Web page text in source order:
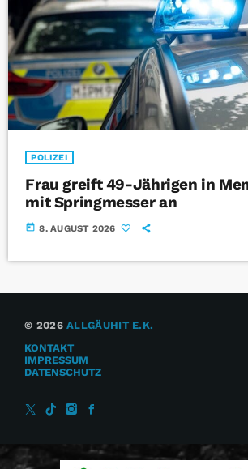
POLIZEI
Frau greift 49-Jährigen in
mit Springmesser an
today 8. AUGUST 2026
© 2026ALLGÄUHIT E.K.
KONTAKT
IMPRESSUM
DATENSCHUTZ